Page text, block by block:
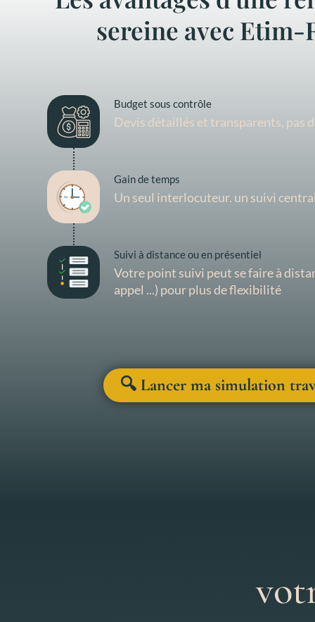
sereine avec Etim-
Budget sous contrôle
Devis détaillés et transparents, pas
Gain de temps
Un seul interlocuteur. un suivi
Suivi à distance ou en présentiel
Votre point suivi peut se faire à
appel ...) pour plus de flexibilité
🔍 Lancer ma simulation